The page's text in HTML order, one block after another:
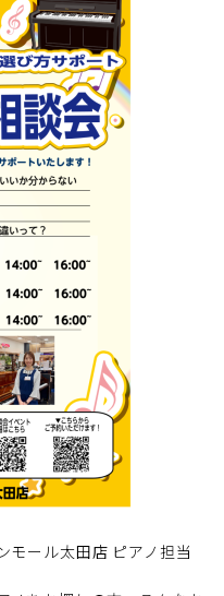
モール太田店 ピアノ担当